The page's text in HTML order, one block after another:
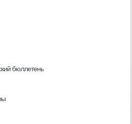
бюллетень